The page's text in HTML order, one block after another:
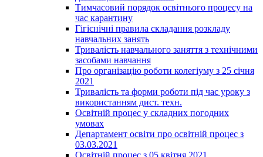
Тимчасовий порядок освітнього процесу на
час карантину
Гігієнічні правила складання розкладу
навчальних занять
Тривалість навчального заняття з технічними
засобами навчання
Про організацію роботи колегіуму з 25 січня
2021
Тривалість та форми роботи під час уроку з
використанням дист. техн.
Освітній процес у складних погодних
умовах
Департамент освіти про освітній процес з
03.03.2021
Освітній процес з 05 квітня 2021